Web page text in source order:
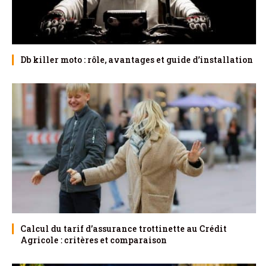
Db killer moto : rôle, avantages et guide d’installation
Calcul du tarif d’assurance trottinette au Crédit
Agricole : critères et comparaison